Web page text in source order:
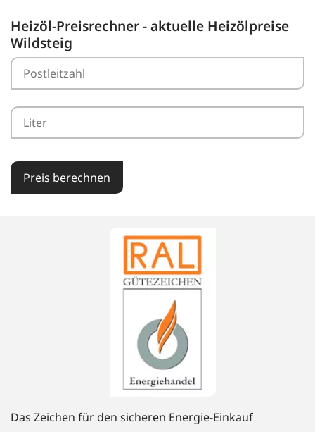
Heizöl-Preisrechner - aktuelle Heizölpreise
Wildsteig
Preis berechnen
Das Zeichen für den sicheren Energie-Einkauf